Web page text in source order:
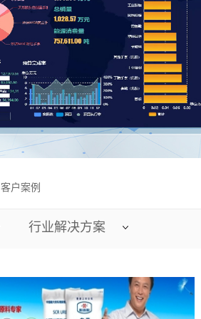
智能决策分析
物联网
客户案例
行业解决方案